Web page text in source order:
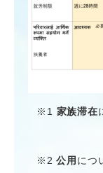
※1 家族滞在
※2公用 につ